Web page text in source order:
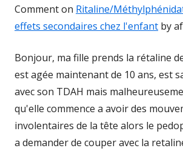
Comment on Ritaline/
effets secondaires chez l'enfant by
Bonjour, ma fille prends la rétaline
est agée maintenant de 10 ans, est
avec son TDAH mais
qu'elle commence a avoir des
involentaires de la tête alors le
a demander de couper avec la